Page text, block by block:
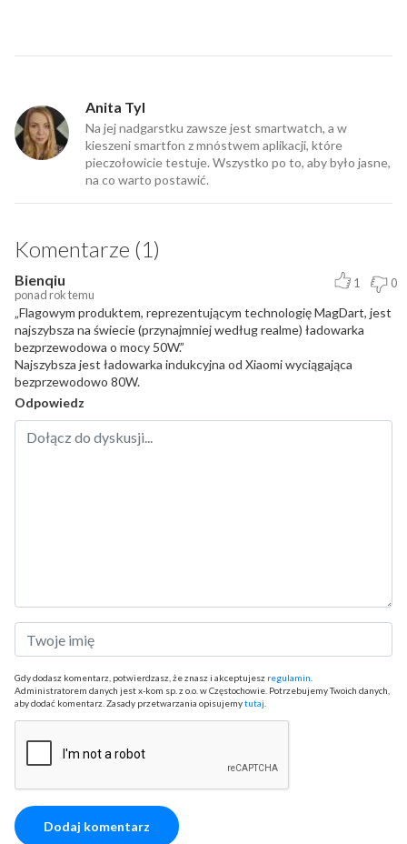
Anita Tyl
Na jej nadgarstku zawsze jest smartwatch, a w
kieszeni smartfon z mnóstwem aplikacji, które
pieczołowicie testuje. Wszystko po to, aby było jasne,
na co warto postawić.
Komentarze (1)
Bienqiu
ponad rok temu
1 0
„Flagowym produktem, reprezentującym technologię MagDart, jest
najszybsza na świecie (przynajmniej według realme) ładowarka
bezprzewodowa o mocy 50W.”
Najszybsza jest ładowarka indukcyjna od Xiaomi wyciągająca
bezprzewodowo 80W.
Odpowiedz
Gdy dodasz komentarz, potwierdzasz, że znasz i akceptujesz regulamin
Administratorem danych jest x-kom sp. z o.o. w Częstochowie. Potrzebujemy Twoich danych,
aby dodać komentarz. Zasady przetwarzania opisujemytutaj